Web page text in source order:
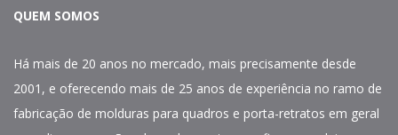
QUEM SOMOS
Há mais de 20 anos no mercado, mais precisamente desde
2001, e oferecendo mais de 25 anos de experiência no ramo de
fabricação de molduras para quadros e porta-retratos em geral